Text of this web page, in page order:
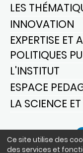
Ce site utilise des
des services et
LES
INNOVATION
EXPERTISE ET
POLITIQUES
L'INSTITUT
ESPACE
LA SCIENCE
SUIVEZ-NOUS